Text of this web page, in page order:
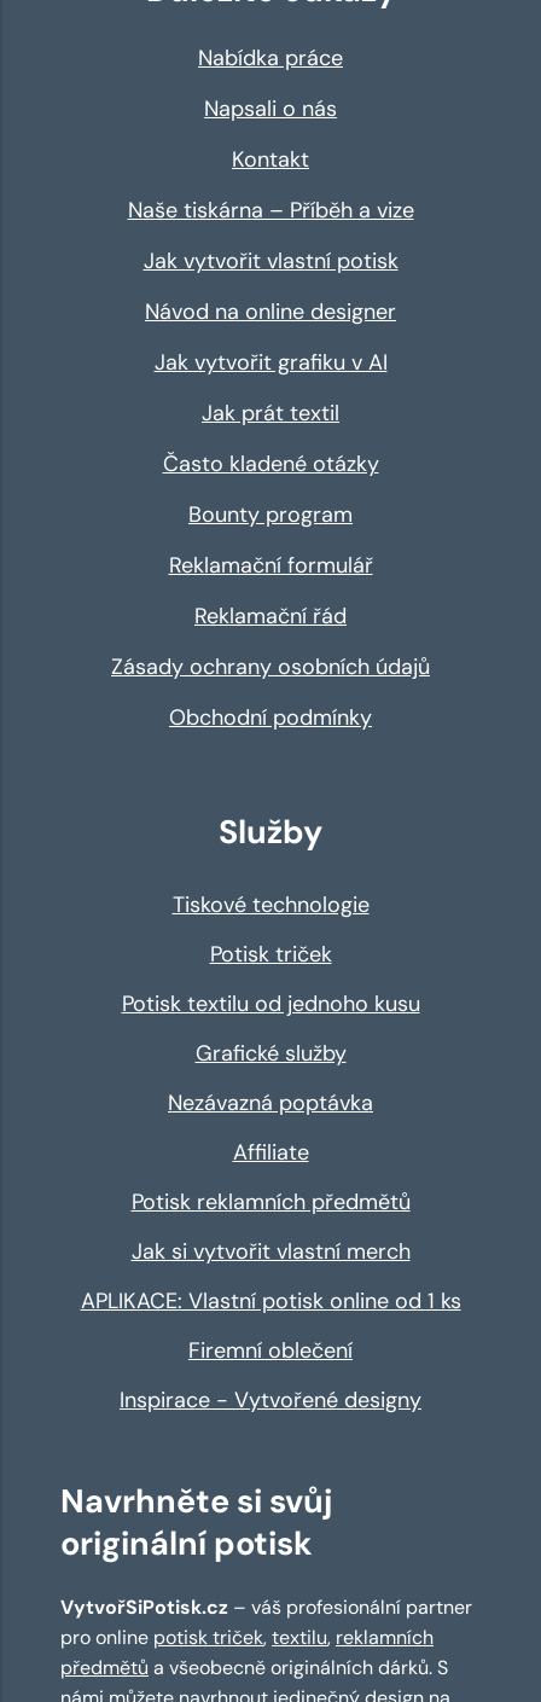
Nabídka práce
Napsali o nás
Kontakt
Naše tiskárna – Příběh a vize
Jak vytvořit vlastní potisk
Návod na online designer
Jak vytvořit grafiku v AI
Jak prát textil
Často kladené otázky
Bounty program
Reklamační formulář
Reklamační řád
Zásady ochrany osobních údajů
Obchodní podmínky
Služby
Tiskové technologie
Potisk triček
Potisk textilu od jednoho kusu
Grafické služby
Nezávazná poptávka
Affiliate
Potisk reklamních předmětů
Jak si vytvořit vlastní merch
APLIKACE: Vlastní potisk online od 1 ks
Firemní oblečení
Inspirace - Vytvořené designy
Navrhněte si svůj
originální potisk
VytvořSiPotisk.cz – váš profesionální partner
pro online potisk triček,textilu, reklamních
předmětů a všeobecně originálních dárků. S